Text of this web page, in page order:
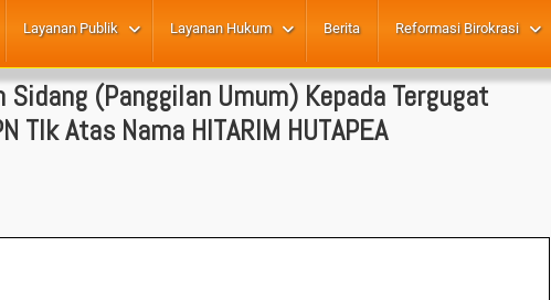
Layanan Publik Layanan Hukum Berita Reformasi Birokrasi
(Panggilan Umum) Kepada Tergugat
Atas Nama HITARIM HUTAPEA